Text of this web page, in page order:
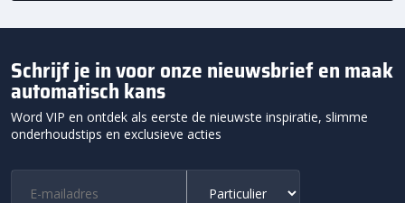
Schrijf je in voor onze nieuwsbrief en maak
automatisch kans
Word VIP en ontdek als eerste de nieuwste inspiratie, slimme
onderhoudstips en exclusieve acties